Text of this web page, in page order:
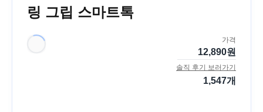
링 그립 스마트톡
가격
12,890원
솔직 후기 보러가기
1,547개